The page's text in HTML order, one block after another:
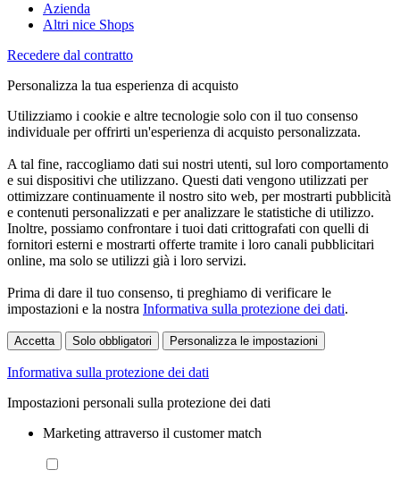
Azienda
Altri nice Shops
Recedere dal contratto
Personalizza la tua esperienza di acquisto
Utilizziamo i cookie e altre tecnologie solo con il tuo consenso
individuale per offrirti un'esperienza di acquisto personalizzata.
A tal fine, raccogliamo dati sui nostri utenti, sul loro comportamento
e sui dispositivi che utilizzano. Questi dati vengono utilizzati per
ottimizzare continuamente il nostro sito web, per mostrarti pubblicità
e contenuti personalizzati e per analizzare le statistiche di utilizzo.
Inoltre, possiamo confrontare i tuoi dati crittografati con quelli di
fornitori esterni e mostrarti offerte tramite i loro canali pubblicitari
online, ma solo se utilizzi già i loro servizi.
Prima di dare il tuo consenso, ti preghiamo di verificare le
impostazioni e la nostra Informativa sulla protezione dei dati.
Accetta Solo obbligatori Personalizza le impostazioni
Informativa sulla protezione dei dati
Impostazioni personali sulla protezione dei dati
Marketing attraverso il customer match